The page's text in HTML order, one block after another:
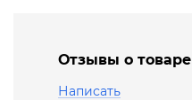
Отзывы о товаре
Написать